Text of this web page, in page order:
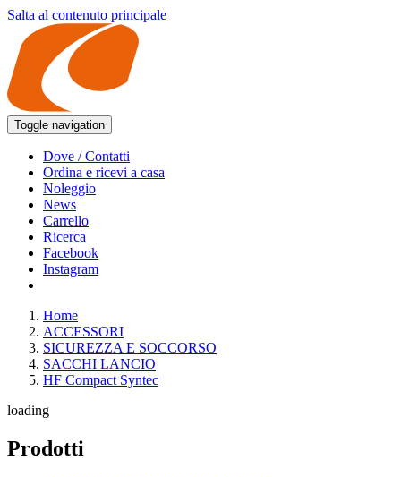
Salta al contenuto principale
Toggle navigation
Dove / Contatti
Ordina e ricevi a casa
Noleggio
News
Carrello
Ricerca
Facebook
Instagram
Home
ACCESSORI
SICUREZZA E SOCCORSO
SACCHI LANCIO
HF Compact Syntec
loading
Prodotti